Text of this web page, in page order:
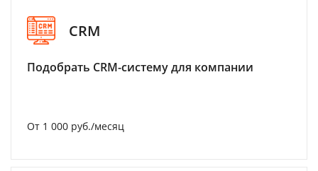
CRM
Подобрать CRM-систему для компании
От 1 000 руб./месяц